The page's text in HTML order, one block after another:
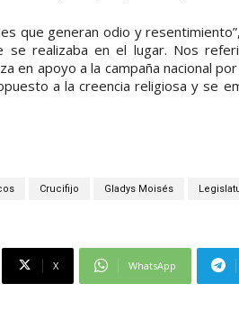
que generan odio y
se realizaba en el lugar. Nos
en apoyo a la campaña nacional
a la creencia religiosa y se
Crucifijo Gladys Moisés
X WhatsApp